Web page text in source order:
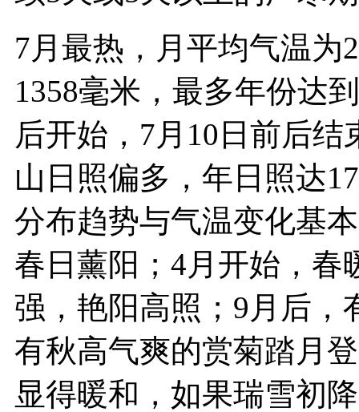
7月最热，月平均气温
1358毫米，最多年份达
后开始，7月10日前后
山日照偏多，年日照达
分布趋势与气温变化基
春日薰阳；4月开始，春
强，艳阳高照；9月后，
有秋高气爽的赏菊踏月
显得暖和，如果瑞雪初